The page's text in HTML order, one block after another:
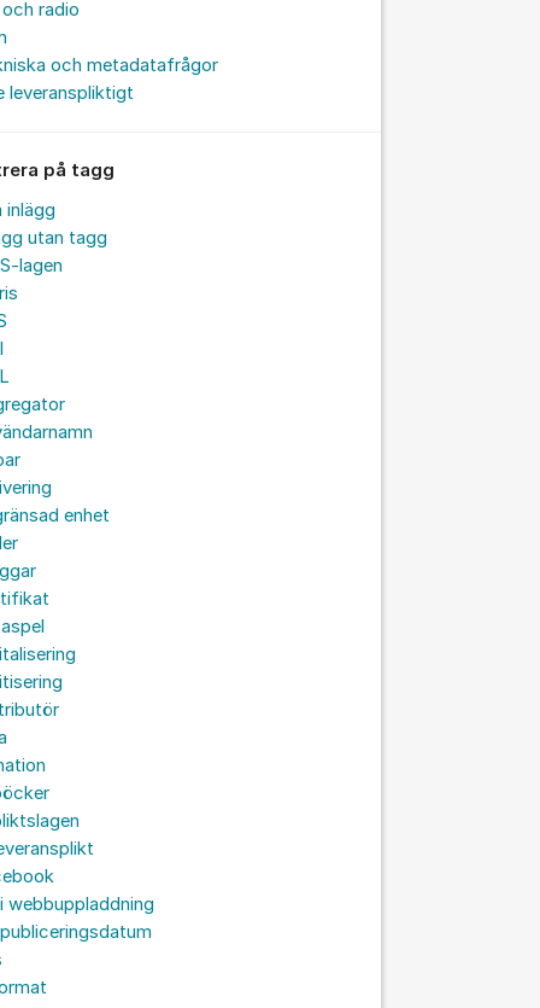
radio
och metadatafrågor
leveranspliktigt
på tagg
inlägg
utan tagg
lagen
enhet
webbuppladdning